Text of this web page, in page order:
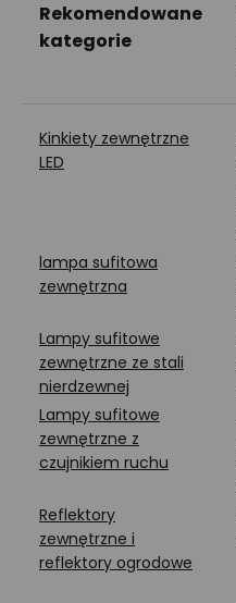
Rekomendowane
kategorie
Kinkiety zewnętrzne
LED
lampa sufitowa
zewnętrzna
Lampy sufitowe
zewnętrzne ze stali
nierdzewnej
Lampy sufitowe
zewnętrzne z
czujnikiem ruchu
Reflektory
zewnętrzne i
reflektory ogrodowe